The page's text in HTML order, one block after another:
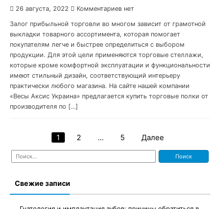
26 августа, 2022 Комментариев нет
Залог прибыльной торговли во многом зависит от грамотной
выкладки товарного ассортимента, которая помогает
покупателям легче и быстрее определиться с выбором
продукции. Для этой цели применяются торговые стеллажи,
которые кроме комфортной эксплуатации и функциональности
имеют стильный дизайн, соответствующий интерьеру
практически любого магазина. На сайте нашей компании
«Весы Аксис Украина» предлагается купить торговые полки от
производителя по […]
Навигация
по
1 2 … 5 Далее
Найти:
Свежие записи